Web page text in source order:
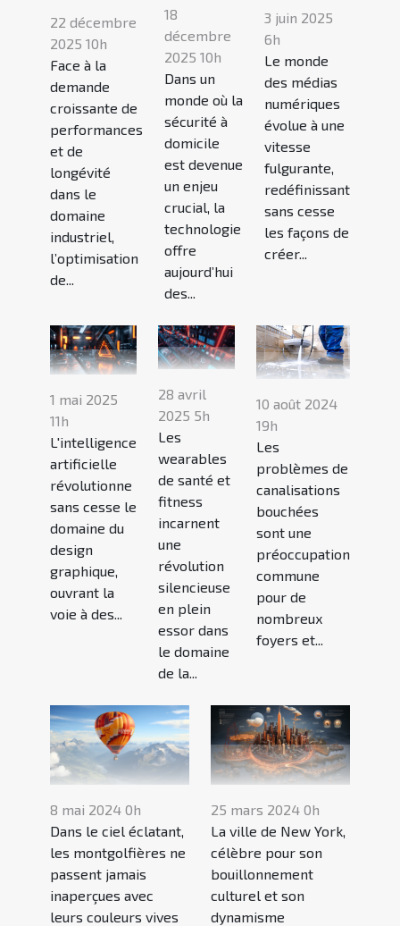
22 décembre
2025 10h
Face à la
demande
croissante de
performances
et de
longévité
dans le
domaine
industriel,
l’optimisation
de...
18
décembre
2025 10h
Dans un
monde où la
sécurité à
domicile
est devenue
un enjeu
crucial, la
technologie
offre
aujourd’hui
des...
3 juin 2025
6h
Le monde
des médias
numériques
évolue à une
vitesse
fulgurante,
redéfinissant
sans cesse
les façons de
créer...
1 mai 2025
11h
L'intelligence
artificielle
révolutionne
sans cesse le
domaine du
design
graphique,
ouvrant la
voie à des...
28 avril
2025 5h
Les
wearables
de santé et
fitness
incarnent
une
révolution
silencieuse
en plein
essor dans
le domaine
de la...
10 août 2024
19h
Les
problèmes de
canalisations
bouchées
sont une
préoccupation
commune
pour de
nombreux
foyers et...
8 mai 2024 0h
Dans le ciel éclatant,
les montgolfières ne
passent jamais
inaperçues avec
leurs couleurs vives
25 mars 2024 0h
La ville de New York,
célèbre pour son
bouillonnement
culturel et son
dynamisme